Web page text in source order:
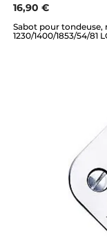
16,90 €
Sabot pour tondeuse,
1230/1400/1853/54/81